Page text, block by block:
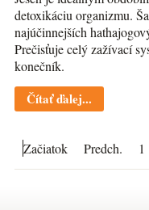
detoxikáciu organizmu.
najúčinnejších
Prečisťuje celý zažívací
konečník.
Čítať ďalej...
Začiatok Predch. 1